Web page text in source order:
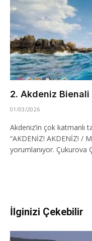
2. Akdeniz Bienali
01/03/2026
Akdeniz’in çok katmanlı
“AKDENİZ! AKDENİZ! /
yorumlanıyor. Çukurova
İlginizi Çekebilir